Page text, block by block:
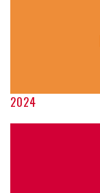
2024